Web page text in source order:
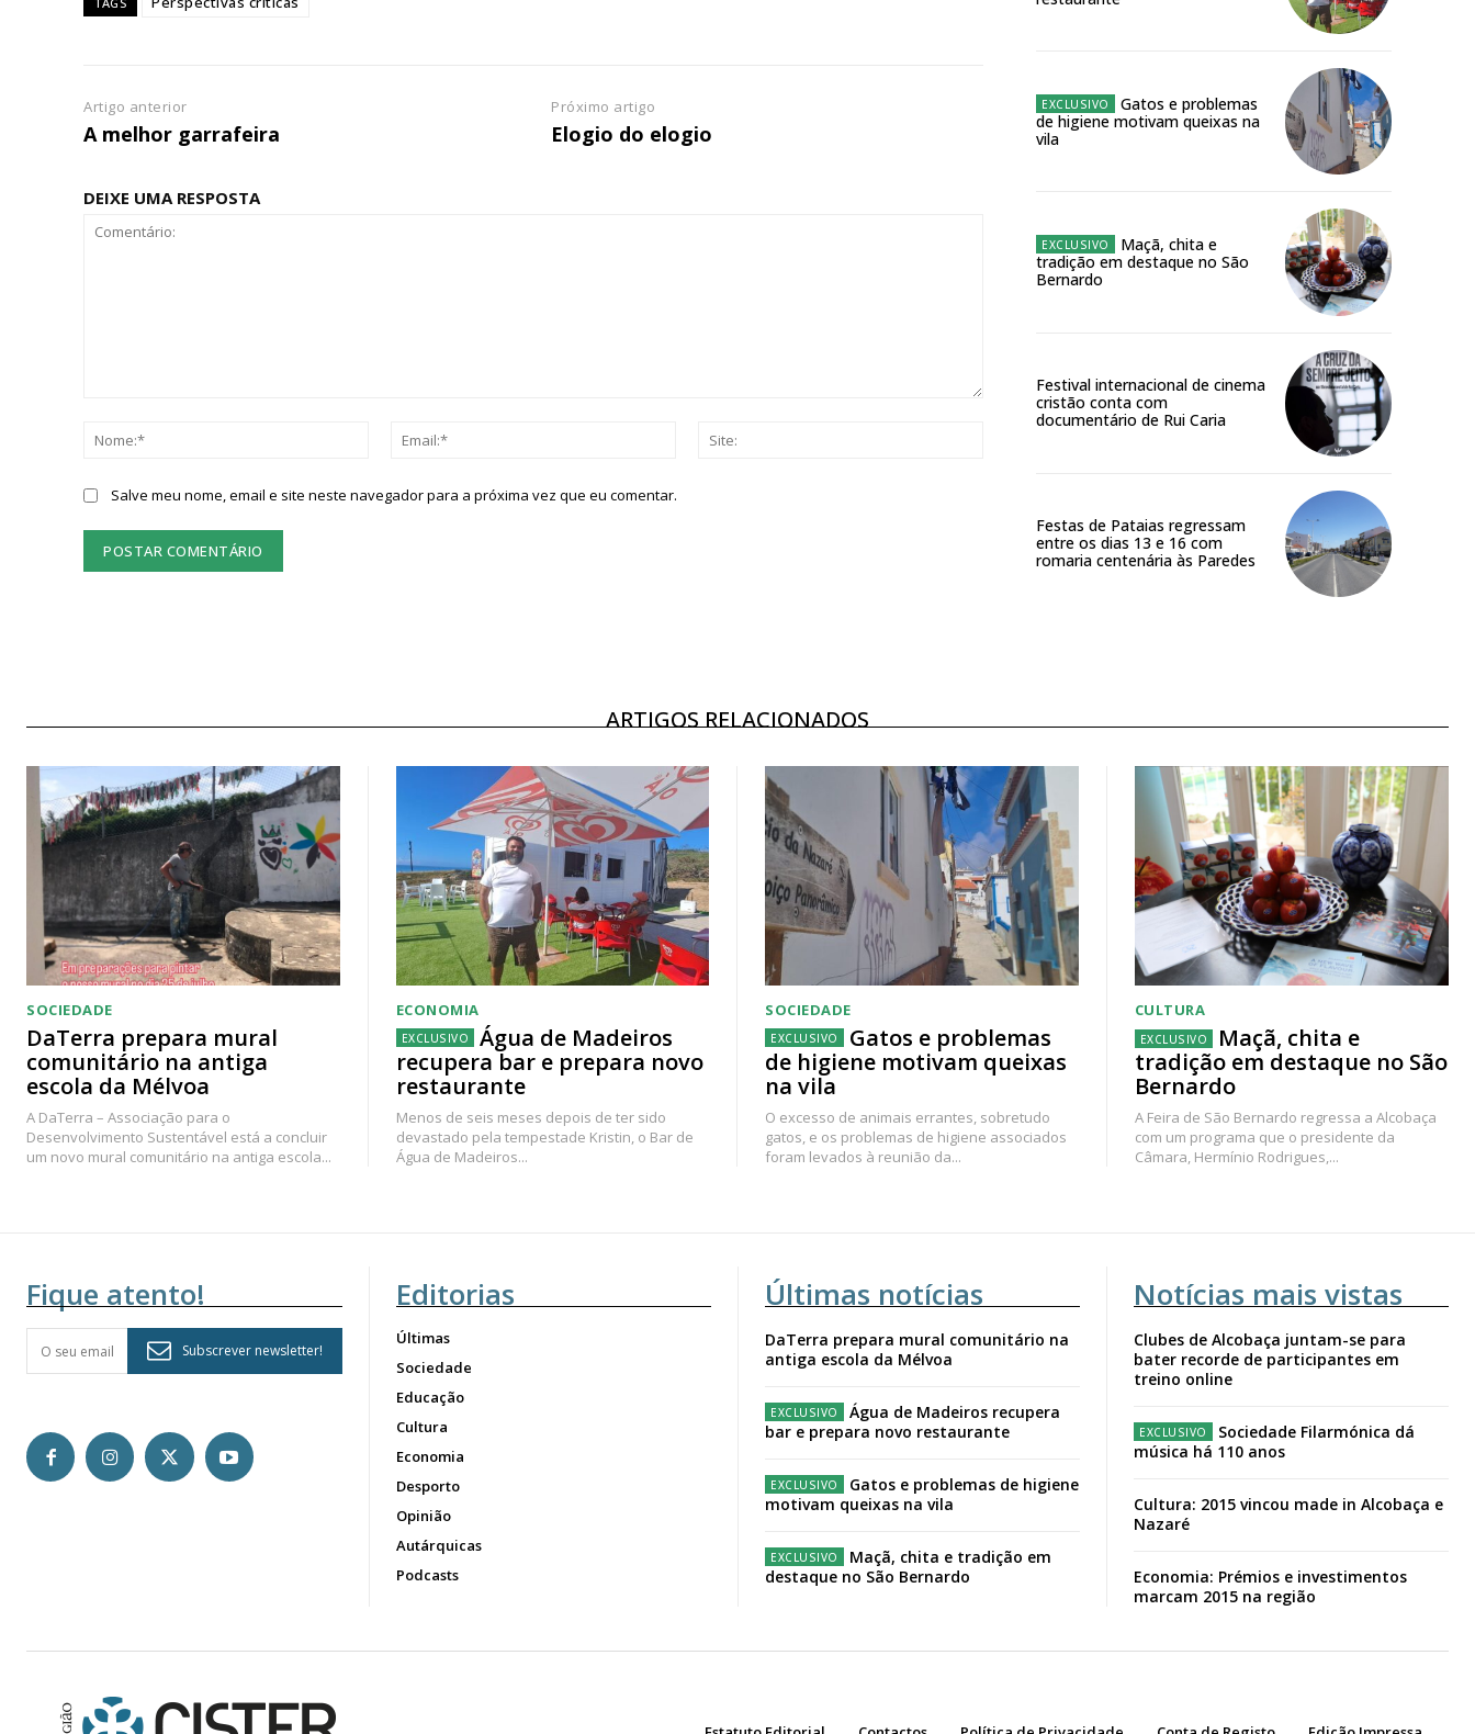
Artigo anterior
A melhor garrafeira
Próximo artigo
Elogio do elogio
DEIXE UMA RESPOSTA
Nome:*
Email:*
Salve meu nome, email e site neste navegador para a próxima vez que eu comentar.
Gatos e problemas
de higiene motivam queixas na
vila
Maçã, chita e
tradição em destaque no São
Bernardo
Festival internacional de cinema
cristão conta com
documentário de Rui Caria
Festas de Pataias regressam
entre os dias 13 e 16 com
romaria centenária às Paredes
ARTIGOS RELACIONADOS
SOCIEDADE
DaTerra prepara mural
comunitário na antiga
escola da Mélvoa
A DaTerra – Associação para o
Desenvolvimento Sustentável está a concluir
um novo mural comunitário na antiga escola...
ECONOMIA
Água de Madeiros
recupera bar e prepara novo
restaurante
Menos de seis meses depois de ter sido
devastado pela tempestade Kristin, o Bar de
Água de Madeiros...
SOCIEDADE
Gatos e problemas
de higiene motivam queixas
na vila
O excesso de animais errantes, sobretudo
gatos, e os problemas de higiene associados
foram levados à reunião da...
CULTURA
Maçã, chita e
tradição em destaque no São
Bernardo
A Feira de São Bernardo regressa a Alcobaça
com um programa que o presidente da
Câmara, Hermínio Rodrigues,...
Fique atento!
Subscrever newsletter!
Editorias
Últimas
Sociedade
Educação
Cultura
Economia
Desporto
Opinião
Autárquicas
Podcasts
Últimas notícias
DaTerra prepara mural comunitário na
antiga escola da Mélvoa
Água de Madeiros recupera
bar e prepara novo restaurante
Gatos e problemas de higiene
motivam queixas na vila
Maçã, chita e tradição em
destaque no São Bernardo
Notícias mais vistas
Clubes de Alcobaça juntam-se para
bater recorde de participantes em
treino online
Sociedade Filarmónica dá
música há 110 anos
Cultura: 2015 vincou made in Alcobaça e
Nazaré
Economia: Prémios e investimentos
marcam 2015 na região